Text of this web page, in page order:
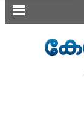
SECTIONS